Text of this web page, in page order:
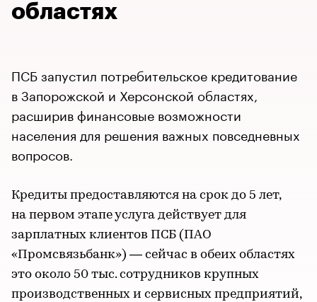
областях
ПСБ запустил потребительское кредитование
в Запорожской и Херсонской областях,
расширив финансовые возможности
населения для решения важных повседневных
вопросов.
Кредиты предоставляются на срок до 5 лет,
на первом этапе услуга действует для
зарплатных клиентов ПСБ (ПАО
«Промсвязьбанк») — сейчас в обеих областях
это около 50 тыс. сотрудников крупных
производственных и сервисных предприятий,